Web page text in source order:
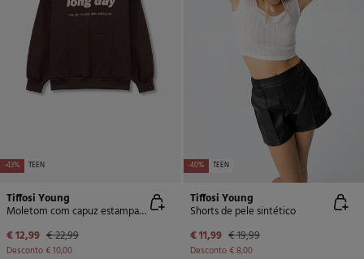
-43% TEEN
Tiffosi Young
Moletom com capuz estampado grande
€ 12,99 € 22,99
Desconto€ 10,00
-40% TEEN
Tiffosi Young
Shorts de pele sintético
€ 11,99 € 19,99
Desconto€ 8,00